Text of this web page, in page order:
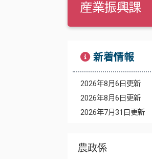
産業振興課
新着情報
2026年8月6日更新
2026年8月6日更新
2026年7月31日更新
農政係